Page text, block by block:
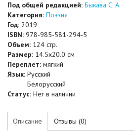
Под общей редакцией: Быкава С. А.
Категория: Поэзия
Год: 2019
ISBN: 978-985-581-294-5
Объем: 124 стр.
Размер: 14.5x20.0 см
Переплет: мягкий
Язык: Русский
Белорусский
Статус: Нет в наличии
Описание Отзывы (0)